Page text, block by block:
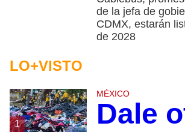
de la jefa de
CDMX, estarán
de 2028
LO+VISTO
1
MÉXICO
Dale